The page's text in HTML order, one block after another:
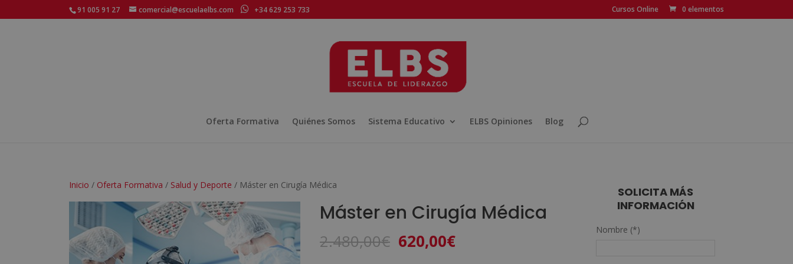
91 005 91 27 comercial@escuelaelbs.com +34 629 253 733 Cursos Online 0 elementos
Oferta Formativa Quiénes Somos Sistema Educativo ELBS Opiniones Blog
Inicio / Oferta Formativa / Salud y Deporte / Máster en Cirugía Médica
Máster en Cirugía Médica
2.480,00€ El
620,00€El
SOLICITA MÁS
INFORMACIÓN
Nombre (*)